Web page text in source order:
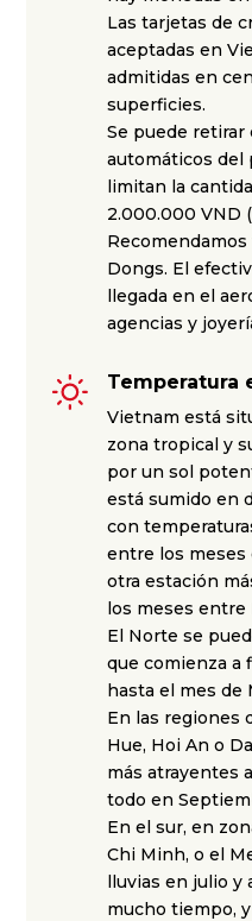
Las tarjetas de
aceptadas en
admitidas en
superficies.
Se puede retirar
automáticos del
limitan la
2.000.000 VND
Dongs. El
llegada en el
agencias y
Temperatura
Vietnam está
zona tropical y
por un sol
está sumido en
con
entre los meses
otra estación
los meses entre
El Norte se
que comienza a
hasta el mes de
En las regiones
Hue, Hoi An o
más atrayentes
todo en
En el sur, en
Chi Minh, o el
lluvias en julio y
mucho tiempo,